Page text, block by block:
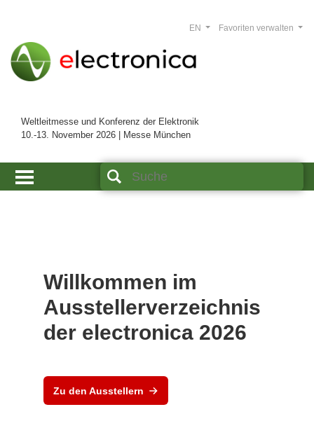
Weltleitmesse und Konferenz der Elektronik
10.-13. November 2026 | Messe München
Favoriten verwalten
EN
Willkommen im
Ausstellerverzeichnis
der electronica 2026
Zu den Ausstellern